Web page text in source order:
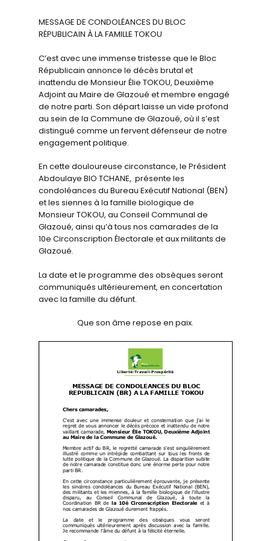
MESSAGE DE CONDOLÉANCES DU BLOC
RÉPUBLICAIN À LA FAMILLE TOKOU
C’est avec une immense tristesse que le Bloc
Républicain annonce le décès brutal et
inattendu de Monsieur Élie TOKOU, Deuxième
Adjoint au Maire de Glazoué et membre engagé
de notre parti. Son départ laisse un vide profond
au sein de la Commune de Glazoué, où il s’est
distingué comme un fervent défenseur de notre
engagement politique.
En cette douloureuse circonstance, le Président
Abdoulaye BIO TCHANE, présente les
condoléances du Bureau Exécutif National (BEN)
et les siennes à la famille biologique de
Monsieur TOKOU, au Conseil Communal de
Glazoué, ainsi qu’à tous nos camarades de la
10e Circonscription Électorale et aux militants de
Glazoué.
La date et le programme des obsèques seront
communiqués ultérieurement, en concertation
avec la famille du défunt.
Que son âme repose en paix.